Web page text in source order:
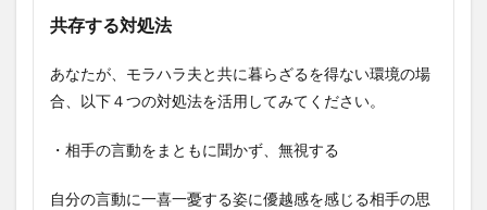
共存する対処法
あなたが、モラハラ夫と共に暮らざるを得ない環境の場
合、以下４つの対処法を活用してみてください。
・相手の言動をまともに聞かず、無視する
自分の言動に一喜一憂する姿に優越感を感じる相手の思